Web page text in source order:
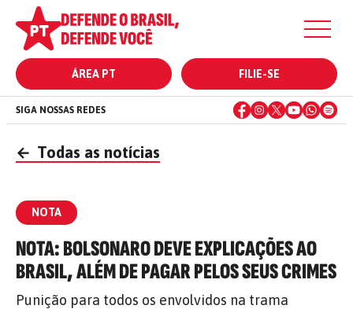
ÁREA PT FILIE-SE
SIGA NOSSAS REDES
← Todas as notícias
NOTA
NOTA: BOLSONARO DEVE EXPLICAÇÕES AO
BRASIL, ALÉM DE PAGAR PELOS SEUS CRIMES
Punição para todos os envolvidos na trama